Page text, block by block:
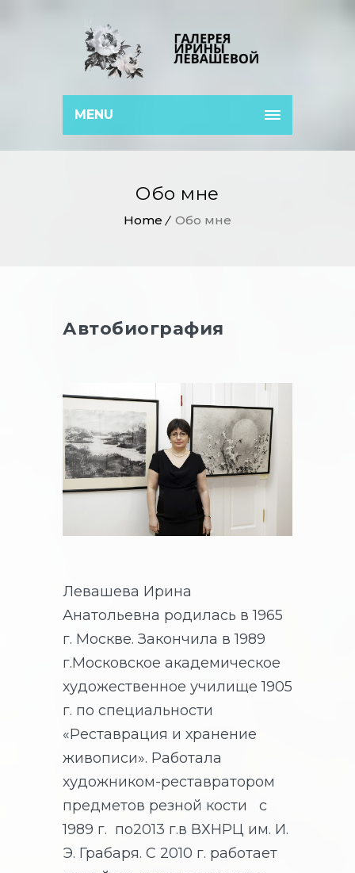
MENU
Обо мне
Home Обо мне
Автобиография
Ирина Левашева
Левашева Ирина
Анатольевна родилась в 1965
г. Москве. Закончила в 1989
г.Московское академическое
художественное училище 1905
г. по специальности
«Реставрация и хранение
живописи». Работала
художником-реставратором
предметов резной кости с
1989 г. по2013 г.в ВХНРЦ им. И.
Э. Грабаря. С 2010 г. работает